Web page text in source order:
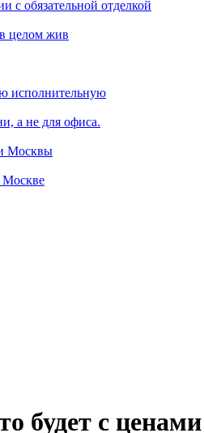
с обязательной отделкой
целом жив
исполнительную
а не для офиса.
Москвы
Москве
будет с